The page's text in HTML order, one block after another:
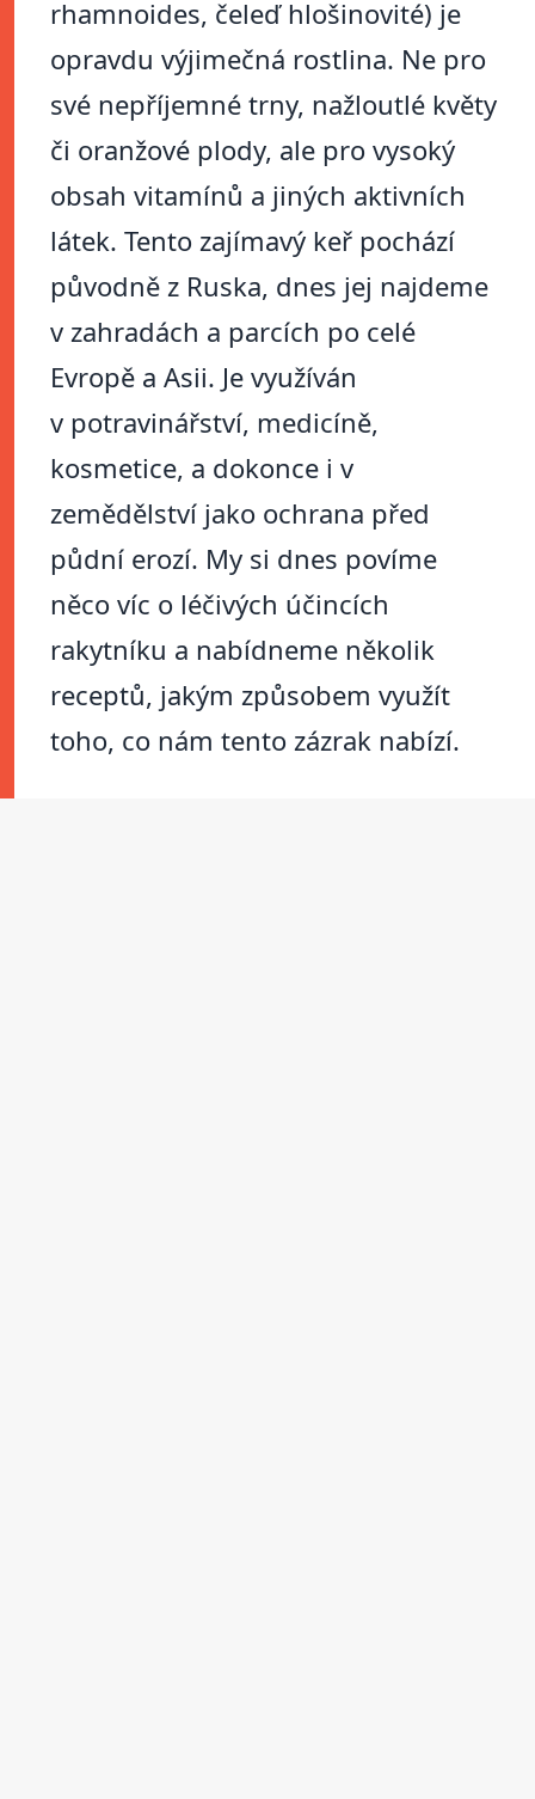
rhamnoides, čeleď hlošinovité) je
opravdu výjimečná rostlina. Ne pro
své nepříjemné trny, nažloutlé květy
či oranžové plody, ale pro vysoký
obsah vitamínů a jiných aktivních
látek. Tento zajímavý keř pochází
původně z Ruska, dnes jej najdeme
v zahradách a parcích po celé
Evropě a Asii. Je využíván
v potravinářství, medicíně,
kosmetice, a dokonce i v
zemědělství jako ochrana před
půdní erozí. My si dnes povíme
něco víc o léčivých účincích
rakytníku a nabídneme několik
receptů, jakým způsobem využít
toho, co nám tento zázrak nabízí.